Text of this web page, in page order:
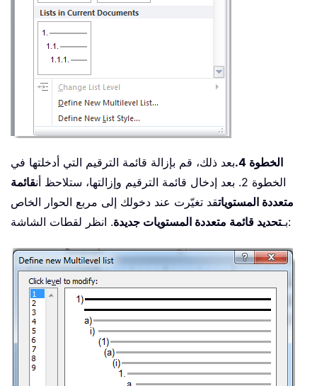
الخطوة 4.
بعد ذلك، قم بإزالة قائمة الترقيم التي أدخلتها في
الخطوة 2. بعد إدخال قائمة الترقيم وإزالتها، ستلاحظ أن
قائمة
متعددة المستوياتقد تغيّرت عند دخولك إلى مربع الحوار الخاص
بـتحديد قائمة متعددة المستويات جديدة . انظر لقطات الشاشة: